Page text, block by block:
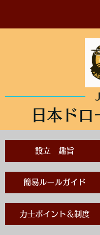
日本ド
設立 趣旨
簡易ルールガイド
力士ポイント＆制度